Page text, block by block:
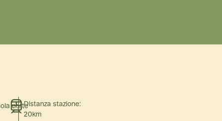
notteDistanza stazione:
20km